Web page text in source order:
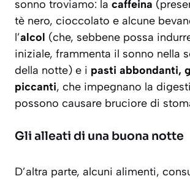
sonno troviamo: la caffeina
tè nero, cioccolato e alcune
l’alcol (che, sebbene possa
iniziale, frammenta il sonno nella
della notte) e i pasti abbondanti,
piccanti, che impegnano la
possono causare bruciore di
Gli alleati di una buona notte
D’altra parte, alcuni alimenti,